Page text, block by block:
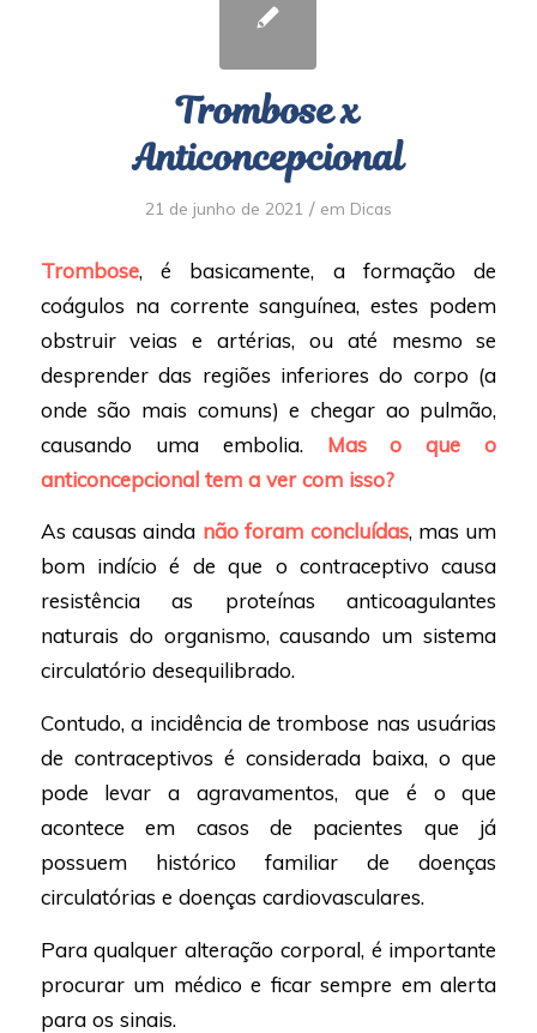
Trombose x
Anticoncepcional
21 de junho de 2021 / em Dicas
Trombose, é basicamente, a formação de
coágulos na corrente sanguínea, estes podem
obstruir veias e artérias, ou até mesmo se
desprender das regiões inferiores do corpo (a
onde são mais comuns) e chegar ao pulmão,
causando uma embolia. Mas o que o
anticoncepcional tem a ver com isso?
As causas ainda não foram concluídas, mas um
bom indício é de que o contraceptivo causa
resistência as proteínas anticoagulantes
naturais do organismo, causando um sistema
circulatório desequilibrado.
Contudo, a incidência de trombose nas usuárias
de contraceptivos é considerada baixa, o que
pode levar a agravamentos, que é o que
acontece em casos de pacientes que já
possuem histórico familiar de doenças
circulatórias e doenças cardiovasculares.
Para qualquer alteração corporal, é importante
procurar um médico e ficar sempre em alerta
para os sinais.